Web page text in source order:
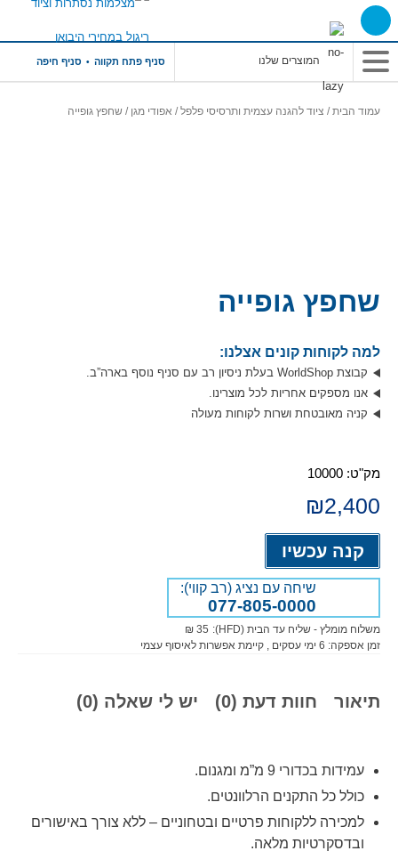
תפריט
סניף פתח תקווה סניף חיפה
עמוד הבית/ ציוד להגנה עצמית ותרסיסי פלפל/ אפודי מגן / שחפץ גופייה
שחפץ גופייה
למה לקוחות קונים אצלנו:
קבוצת WorldShop בעלת ניסיון רב עם סניף נוסף בארה”ב.
אנו מספקים אחריות לכל מוצרינו.
קניה מאובטחת ושרות לקוחות מעולה
מק"ט: 10000
₪2,400
קנה עכשיו
שיחה עם נציג (רב קווי):
077-805-0000
משלוח מומלץ - שליח עד הבית (HFD):
35 ₪
זמן אספקה: 6 ימי עסקים , קיימת אפשרות לאיסוף עצמי
תיאור חוות דעת (0) יש לי שאלה (0)
עמידות בכדורי 9 מ”מ ומגנום.
כולל כל התקנים הרלוונטים.
למכירה ללקוחות פרטיים ובטחוניים – ללא צורך באישורים
ובדסקרטיות מלאה.